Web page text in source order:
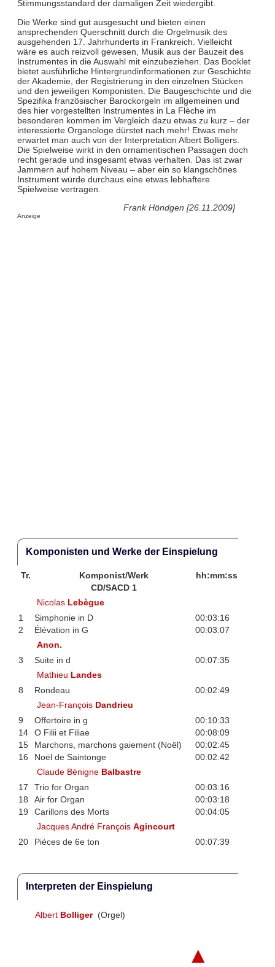
Stimmungsstandard der damaligen Zeit wiedergibt.
Die Werke sind gut ausgesucht und bieten einen
ansprechenden Querschnitt durch die Orgelmusik des
ausgehenden 17. Jahrhunderts in Frankreich. Vielleicht
wäre es auch reizvoll gewesen, Musik aus der Bauzeit des
Instrumentes in die Auswahl mit einzubeziehen. Das Booklet
bietet ausführliche Hintergrundinformationen zur Geschichte
der Akademie, der Registrierung in den einzelnen Stücken
und den jeweiligen Komponisten. Die Baugeschichte und die
Spezifika französischer Barockorgeln im allgemeinen und
des hier vorgestellten Instrumentes in La Flèche im
besonderen kommen im Vergleich dazu etwas zu kurz – der
interessierte Organologe dürstet nach mehr! Etwas mehr
erwartet man auch von der Interpretation Albert Bolligers.
Die Spielweise wirkt in den ornamentischen Passagen doch
recht gerade und insgesamt etwas verhalten. Das ist zwar
Jammern auf hohem Niveau – aber ein so klangschönes
Instrument würde durchaus eine etwas lebhaftere
Spielweise vertragen.
Frank Höndgen [26.11.2009]
Anzeige
Komponisten und Werke der Einspielung
Tr. Komponist/Werk
hh:mm:ss
CD/SACD 1
Nicolas Lebègue
1
Simphonie in D
00:03:16
2
Élévation in G
00:03:07
Anon.
3
Suite in d
00:07:35
Mathieu Landes
8
Rondeau
00:02:49
Jean-François Dandrieu
9
Offertoire in g
00:10:33
14
O Filii et Filiae
00:08:09
15
Marchons, marchons gaiement (Noël)
00:02:45
16
Noël de Saintonge
00:02:42
Claude Bénigne Balbastre
17
Trio for Organ
00:03:16
18
Air for Organ
00:03:18
19
Carillons des Morts
00:04:05
Jacques André FrançoisAgincourt
20
Pièces de 6e ton 00:07:39
Interpreten der Einspielung
Albert Bolliger (Orgel)
▲